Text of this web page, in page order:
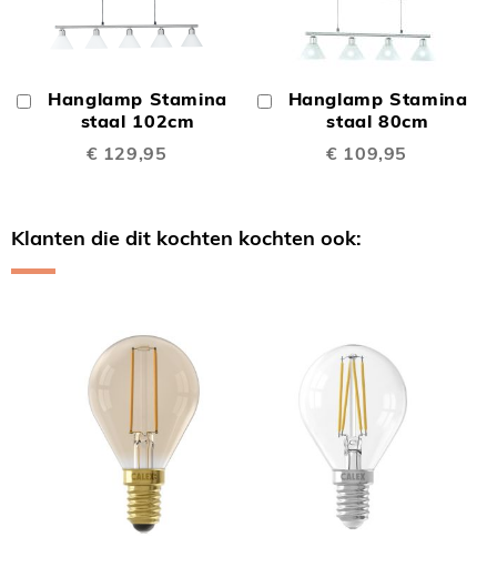
Hanglamp Stamina
staal 102cm
€ 129,95
In
Winkelwagen
Hanglamp Stamina
staal 80cm
€ 109,95
In
Winkelwagen
Klanten die dit kochten kochten ook: